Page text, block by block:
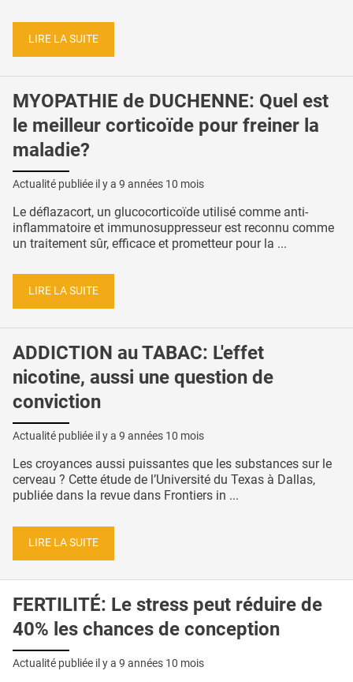
LIRE LA SUITE
MYOPATHIE de DUCHENNE: Quel est
le meilleur corticoïde pour freiner la
maladie?
Actualité publiée il y a 9 années 10 mois
Le déflazacort, un glucocorticoïde utilisé comme anti-
inflammatoire et immunosuppresseur est reconnu comme
un traitement sûr, efficace et prometteur pour la ...
LIRE LA SUITE
ADDICTION au TABAC: L'effet
nicotine, aussi une question de
conviction
Actualité publiée il y a 9 années 10 mois
Les croyances aussi puissantes que les substances sur le
cerveau ? Cette étude de l’Université du Texas à Dallas,
publiée dans la revue dans Frontiers in ...
LIRE LA SUITE
FERTILITÉ: Le stress peut réduire de
40% les chances de conception
Actualité publiée il y a 9 années 10 mois